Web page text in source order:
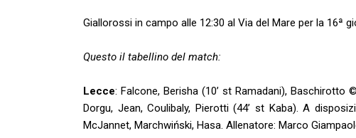
Giallorossi in campo alle 12:30 al Via del Mare per la 16ª
Questo il tabellino del match:
Lecce: Falcone, Berisha (10’ st Ramadani), Baschirotto
Dorgu, Jean, Coulibaly, Pierotti (44’ st Kaba). A
McJannet, Marchwiński, Hasa. Allenatore: Marco